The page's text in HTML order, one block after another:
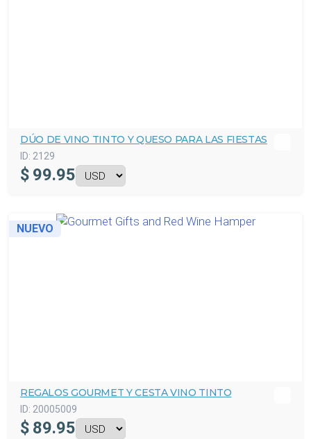
DÚO DE VINO TINTO Y QUESO PARA LAS FIESTAS
ID: 2129
$ 99.95
NUEVO
REGALOS GOURMET Y CESTA VINO TINTO
ID: 20005009
$ 89.95